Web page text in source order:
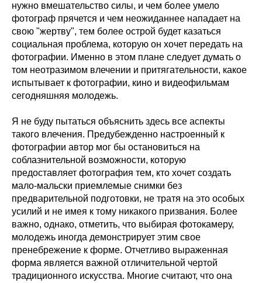
нужно вмешательство силы, и чем более умело
фотограф прячется и чем неожиданнее нападает на
свою "жертву", тем более острой будет казаться
социальная проблема, которую он хочет передать на
фотографии. Именно в этом плане следует думать о
том неотразимом влечении и притягательности, какое
испытывает к фотографии, кино и видеофильмам
сегодняшняя молодежь.
Я не буду пытаться объяснить здесь все аспекты
такого влечения. Предубежденно настроенный к
фотографии автор мог бы остановиться на
соблазнительной возможности, которую
предоставляет фотография тем, кто хочет создать
мало-мальски приемлемые снимки без
предварительной подготовки, не тратя на это особых
усилий и не имея к тому никакого призвания. Более
важно, однако, отметить, что выбирая фотокамеру,
молодежь иногда демонстрирует этим свое
пренебрежение к форме. Отчетливо выраженная
форма является важной отличительной чертой
традиционного искусства. Многие считают, что она